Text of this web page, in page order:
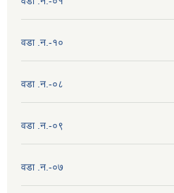
वडा .न.-१०
वडा .न.-०८
वडा .न.-०९
वडा .न.-०७